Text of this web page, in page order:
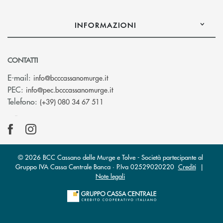
INFORMAZIONI
CONTATTI
E-mail: info@bcccassanomurge.it(si apre l’app di posta elettronica)
PEC: info@pec.bcccassanomurge.it(si apre l’app di posta
Telefono: (+39) 080 34 67 511
© 2026 BCC Cassano delle Murge e Tolve - Società partecipante al
Gruppo IVA Cassa Centrale Banca · P.Iva 02529020220 Crediti|
Note legali